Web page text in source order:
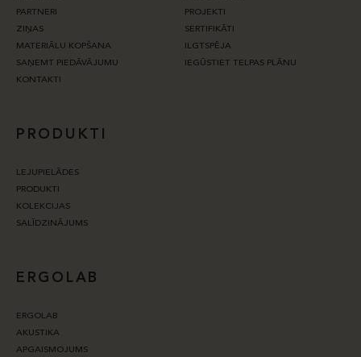
PARTNERI
PROJEKTI
ZIŅAS
SERTIFIKĀTI
MATERIĀLU KOPŠANA
ILGTSPĒJA
SAŅEMT PIEDĀVĀJUMU
IEGŪSTIET TELPAS PLĀNU
KONTAKTI
PRODUKTI
LEJUPIELĀDES
PRODUKTI
KOLEKCIJAS
SALĪDZINĀJUMS
ERGOLAB
ERGOLAB
AKUSTIKA
APGAISMOJUMS